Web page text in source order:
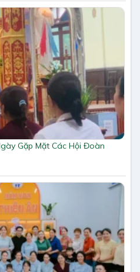
Gặp Mặt Các Hội Đoàn